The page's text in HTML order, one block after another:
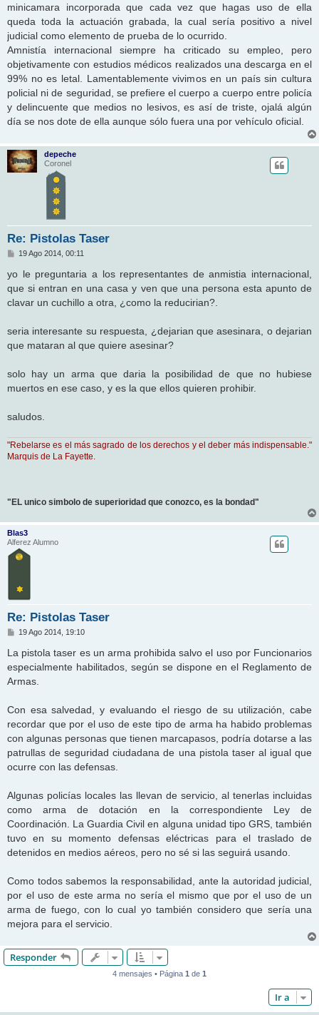
minicamara incorporada que cada vez que hagas uso de ella
queda toda la actuación grabada, la cual sería positivo a nivel
judicial como elemento de prueba de lo ocurrido.
Amnistía internacional siempre ha criticado su empleo, pero
objetivamente con estudios médicos realizados una descarga en el
99% no es letal. Lamentablemente vivimos en un país sin cultura
policial ni de seguridad, se prefiere el cuerpo a cuerpo entre policía
y delincuente que medios no lesivos, es así de triste, ojalá algún
día se nos dote de ella aunque sólo fuera una por vehículo oficial.
depeche
Coronel
Re: Pistolas Taser
M
n
s
a
e
19 Ago 2014, 00:11
yo le preguntaria a los representantes de anmistia internacional,
que si entran en una casa y ven que una persona esta apunto de
clavar un cuchillo a otra, ¿como la reducirian?.
seria interesante su respuesta, ¿dejarian que asesinara, o dejarian
que mataran al que quiere asesinar?
solo hay un arma que daria la posibilidad de que no hubiese
muertos en ese caso, y es la que ellos quieren prohibir.
saludos.
"Rebelarse es el más sagrado de los derechos y el deber más indispensable."
Marquis de La Fayette.
"EL unico simbolo de superioridad que conozco, es la bondad"
Blas3
Alferez Alumno
Re: Pistolas Taser
M
n
s
a
e
19 Ago 2014, 19:10
La pistola taser es un arma prohibida salvo el uso por Funcionarios
especialmente habilitados, según se dispone en el Reglamento de
Armas.
Con esa salvedad, y evaluando el riesgo de su utilización, cabe
recordar que por el uso de este tipo de arma ha habido problemas
con algunas personas que tienen marcapasos, podría dotarse a las
patrullas de seguridad ciudadana de una pistola taser al igual que
ocurre con las defensas.
Algunas policías locales las llevan de servicio, al tenerlas incluidas
como arma de dotación en la correspondiente Ley de
Coordinación. La Guardia Civil en alguna unidad tipo GRS, también
tuvo en su momento defensas eléctricas para el traslado de
detenidos en medios aéreos, pero no sé si las seguirá usando.
Como todos sabemos la responsabilidad, ante la autoridad judicial,
por el uso de este arma no sería el mismo que por el uso de un
arma de fuego, con lo cual yo también considero que sería una
mejora para el servicio.
Responder
4 mensajes • Página 1 de 1
Ir a